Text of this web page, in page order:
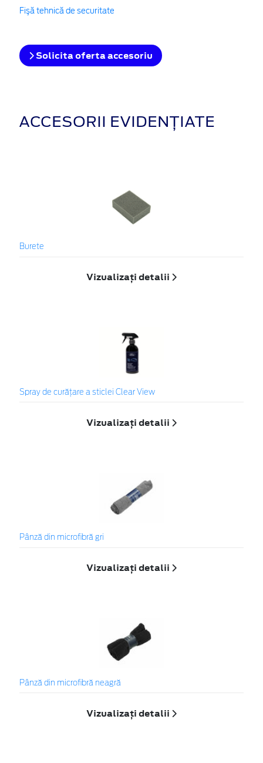
Fişă tehnică de securitate
Solicita oferta accesoriu
ACCESORII EVIDENȚIATE
Burete
Vizualizați detalii
Spray de curățare a sticlei Clear View
Vizualizați detalii
Pânză din microfibră gri
Vizualizați detalii
Pânză din microfibră neagră
Vizualizați detalii